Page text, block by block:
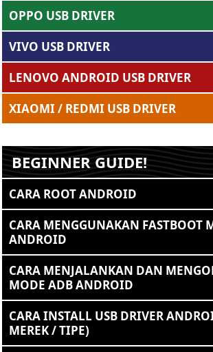
OPPO USB DRIVER
VIVO USB DRIVER
LENOVO ANDROID USB DRIVER
XIAOMI / REDMI USB DRIVER
BEGINNER GUIDE!
CARA ROOT ANDROID
CARA MENGGUNAKAN FASTBOOT
ANDROID
CARA MENJALANKAN DAN
MODE ADB ANDROID
CARA INSTALL USB DRIVER
MEREK / TIPE)